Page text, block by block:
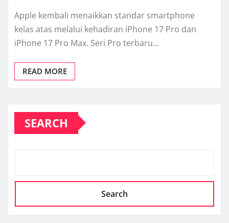
Apple kembali menaikkan standar smartphone
kelas atas melalui kehadiran iPhone 17 Pro dan
iPhone 17 Pro Max. Seri Pro terbaru…
READ MORE
SEARCH
Search